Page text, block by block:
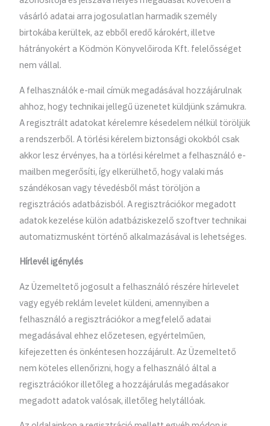
vásárló adatai arra jogosulatlan harmadik személy
birtokába kerültek, az ebből eredő károkért, illetve
hátrányokért a Ködmön Könyvelőiroda Kft. felelősséget
nem vállal.
A felhasználók e-mail címük megadásával hozzájárulnak
ahhoz, hogy technikai jellegű üzenetet küldjünk számukra.
A regisztrált adatokat kérelemre késedelem nélkül töröljük
a rendszerből. A törlési kérelem biztonsági okokból csak
akkor lesz érvényes, ha a törlési kérelmet a felhasználó e-
mailben megerősíti, így elkerülhető, hogy valaki más
szándékosan vagy tévedésből mást töröljön a
regisztrációs adatbázisból. A regisztrációkor megadott
adatok kezelése külön adatbáziskezelő szoftver technikai
automatizmusként történő alkalmazásával is lehetséges.
Hírlevél igénylés
Az Üzemeltető jogosult a felhasználó részére hírlevelet
vagy egyéb reklám levelet küldeni, amennyiben a
felhasználó a regisztrációkor a megfelelő adatai
megadásával ehhez előzetesen, egyértelműen,
kifejezetten és önkéntesen hozzájárult. Az Üzemeltető
nem köteles ellenőrizni, hogy a felhasználó által a
regisztrációkor illetőleg a hozzájárulás megadásakor
megadott adatok valósak, illetőleg helytállóak.